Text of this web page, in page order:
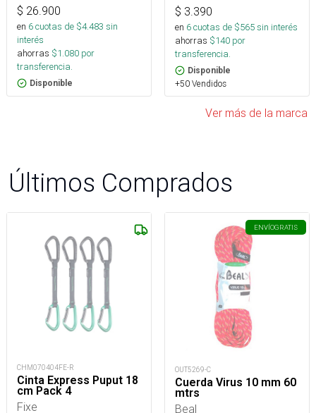
$ 26.900
en 6cuotas de $4.483 sin
interés
ahorras $1.080 por
transferencia.
Disponible
$ 3.390
en 6cuotas de $565sin interés
ahorras $140 por
transferencia.
Disponible
+50 Vendidos
Ver más de la marca
Últimos Comprados
CHM070404FE-R
Cinta Express Puput 18
cm Pack 4
Fixe
ENVÍOGRATIS
OUT5269-C
Cuerda Virus 10 mm 60
mtrs
Beal